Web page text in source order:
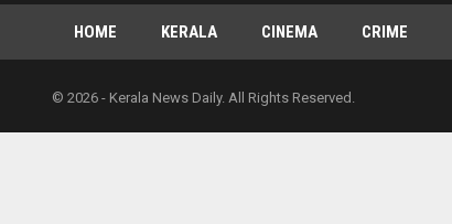
HOME KERALA CINEMA CRIME
© 2026 - Kerala News Daily. All Rights Reserved.